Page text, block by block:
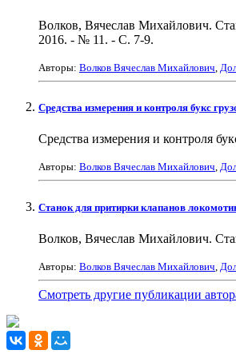
Волков, Вячеслав Михайлович.
2016. - № 11. - С. 7-9.
Авторы: Волков Вячеслав Михайлович,
Средства измерения и контроля букс
Средства измерения и контроля
Авторы: Волков Вячеслав Михайлович,
Станок для притирки клапанов
Волков, Вячеслав Михайлович.
Авторы: Волков Вячеслав Михайлович
Смотреть другие публикации